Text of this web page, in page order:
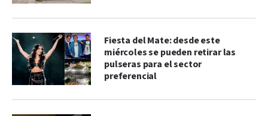
Fiesta del Mate: desde este
miércoles se pueden retirar las
pulseras para el sector
preferencial